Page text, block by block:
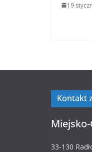
19
Kontakt
33-130